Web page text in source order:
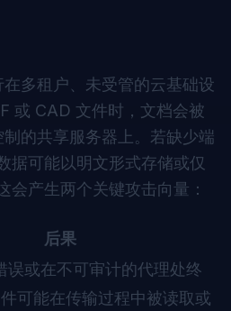
多租户、未受管的云基础设
或 CAD 文件时，文档会被
的共享服务器上。若缺少端
据可能以明文形式存储或仅
会产生两个关键攻击向量：
后果
误或在不可审计的代理处终
可能在传输过程中被读取或